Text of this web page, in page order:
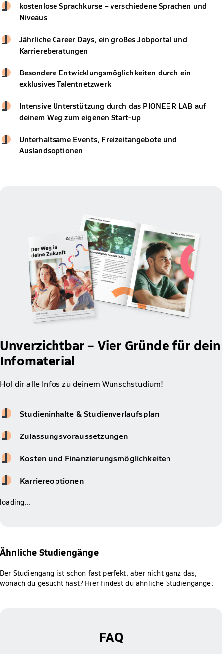
kostenlose Sprachkurse – verschiedene Sprachen und
Niveaus
Jährliche Career Days, ein großes Jobportal und
Karriereberatungen
Besondere Entwicklungsmöglichkeiten durch ein
exklusives Talentnetzwerk
Intensive Unterstützung durch das PIONEER LAB auf
deinem Weg zum eigenen Start-up
Unterhaltsame Events, Freizeitangebote und
Auslandsoptionen
Unverzichtbar – Vier Gründe für dein
Infomaterial
Hol dir alle Infos zu deinem Wunschstudium!
Studieninhalte & Studienverlaufsplan
Zulassungsvoraussetzungen
Kosten und Finanzierungsmöglichkeiten
Karriereoptionen
loading...
Ähnliche Studiengänge
Der Studiengang ist schon fast perfekt, aber nicht ganz das,
wonach du gesucht hast? Hier findest du ähnliche Studiengänge:
FAQ